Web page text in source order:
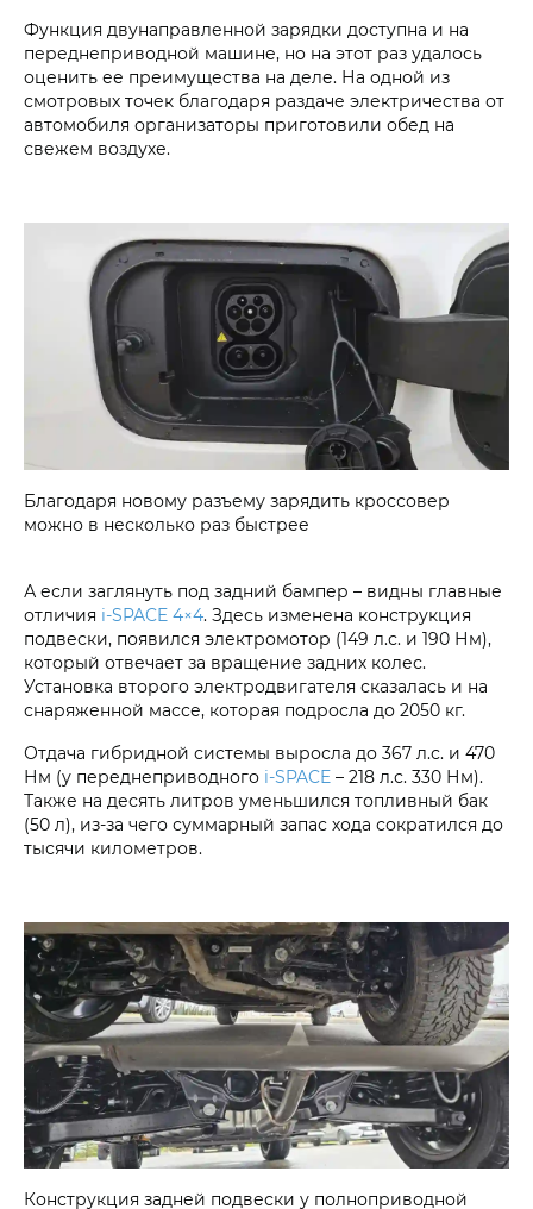
Функция двунаправленной зарядки доступна и на
переднеприводной машине, но на этот раз удалось
оценить ее преимущества на деле. На одной из
смотровых точек благодаря раздаче электричества от
автомобиля организаторы приготовили обед на
свежем воздухе.
Благодаря новому разъему зарядить кроссовер
можно в несколько раз быстрее
А если заглянуть под задний бампер – видны главные
отличия i‑SPACE 4×4. Здесь изменена конструкция
подвески, появился электромотор (149 л.с. и 190 Нм),
который отвечает за вращение задних колес.
Установка второго электродвигателя сказалась и на
снаряженной массе, которая подросла до 2050 кг.
Отдача гибридной системы выросла до 367 л.с. и 470
Нм (у переднеприводного i‑SPACE – 218 л.с. 330 Нм).
Также на десять литров уменьшился топливный бак
(50 л), из-за чего суммарный запас хода сократился до
тысячи километров.
Конструкция задней подвески у полноприводной